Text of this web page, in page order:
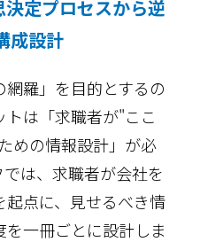
決定プロセスから逆
成設計
羅」を目的とするの
は「求職者が"ここ
めの情報設計」が必
は、求職者が会社を
点に、見せるべき情
一冊ごとに設計しま